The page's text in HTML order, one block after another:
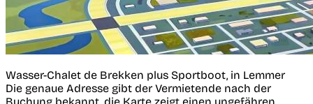
Wasser-Chalet de Brekken plus Sportboot, in Lemmer
Die genaue Adresse gibt der Vermietende nach der